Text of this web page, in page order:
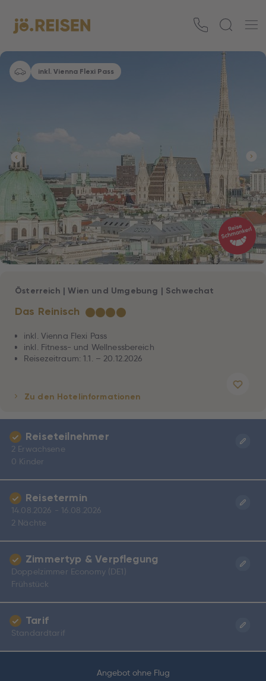
inkl. Vienna Flexi Pass
Das Reinisch ★★★★
Österreich |Wien und Umgebung | Schwechat
inkl. Vienna Flexi Pass
inkl. Fitness- und Wellnessbereich
Reisezeitraum: 1.1. – 20.12.2026
Zu den Hotelinformationen
Angebot ohne Flug
Reiseteilnehmer
2 Erwachsene
0 Kinder
Reisetermin
14.08.2026 - 16.08.2026
2 Nächte
Zimmertyp & Verpflegung
Doppelzimmer Economy (DE1)
Frühstück
Tarif
Standardtarif